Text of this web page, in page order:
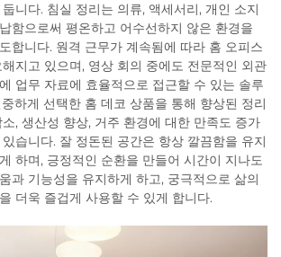
니다. 침실 정리는 의류, 액세서리, 개인 소지
함으로써 평온하고 어수선하지 않은 환경을
합니다. 원격 근무가 계속됨에 따라 홈 오피스
지고 있으며, 영상 회의 중에도 전문적인 외관
업무 자료에 효율적으로 접근할 수 있는 솔루
하게 선택한 홈 데코 상품을 통해 향상된 정리
, 생산성 향상, 거주 환경에 대한 만족도 증가
습니다. 잘 정돈된 공간은 항상 깔끔함을 유지
하며, 긍정적인 순환을 만들어 시간이 지나도
과 기능성을 유지하게 하고, 궁극적으로 삶의
더욱 즐겁게 사용할 수 있게 합니다.